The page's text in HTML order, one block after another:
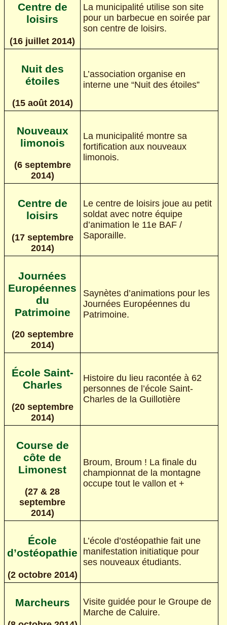
Centre de
loisirs
(16 juillet 2014)
La municipalité utilise son site
pour un barbecue en soirée par
son centre de loisirs.
Nuit des
étoiles
(15 août 2014)
L’association organise en
interne une “Nuit des étoiles”
Nouveaux
limonois
(6 septembre
2014)
La municipalité montre sa
fortification aux nouveaux
limonois.
Centre de
loisirs
(17 septembre
2014)
Le centre de loisirs joue au petit
soldat avec notre équipe
d’animation le 11e BAF /
Saporaille.
Journées
Européennes
du
Patrimoine
(20 septembre
2014)
Saynètes d’animations pour les
Journées Européennes du
Patrimoine.
École Saint-
Charles
(20 septembre
2014)
Histoire du lieu racontée à 62
personnes de l’école Saint-
Charles de la Guillotière
Course de
côte de
Limonest
(27 & 28
septembre
2014)
Broum, Broum ! La finale du
championnat de la montagne
occupe tout le vallon et +
École
d’ostéopathie
(2 octobre 2014)
L’école d’ostéopathie fait une
manifestation initiatique pour
ses nouveaux étudiants.
Marcheurs
Visite guidée pour le Groupe de
Marche de Caluire.